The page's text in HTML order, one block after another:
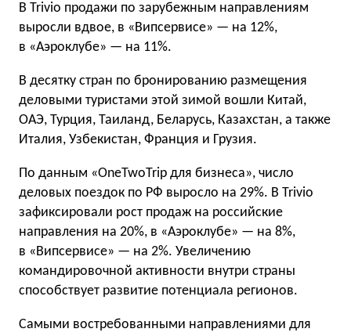
В Trivio продажи по зарубежным направлениям
выросли вдвое, в «Випсервисе» — на 12%,
в «Аэроклубе» — на 11%.
В десятку стран по бронированию размещения
деловыми туристами этой зимой вошли Китай,
ОАЭ, Турция, Таиланд, Беларусь, Казахстан, а также
Италия, Узбекистан, Франция и Грузия.
По данным «OneTwoTrip для бизнеса», число
деловых поездок по РФ выросло на 29%. В Trivio
зафиксировали рост продаж на российские
направления на 20%, в «Аэроклубе» — на 8%,
в «Випсервисе» — на 2%. Увеличению
командировочной активности внутри страны
способствует развитие потенциала регионов.
Самыми востребованными направлениями для